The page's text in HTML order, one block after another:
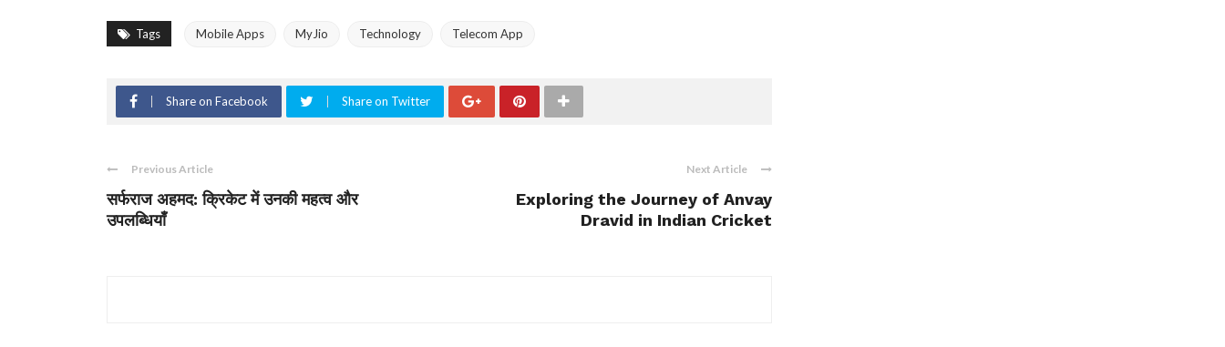
Tags Mobile Apps MyJio Technology Telecom App
Share on Facebook Share on Twitter
Previous Article
सर्फराज अहमद: क्रिकेट में उनकी महत्व और
उपलब्धियाँ
Next Article
Exploring the Journey of Anvay
Dravid in Indian Cricket